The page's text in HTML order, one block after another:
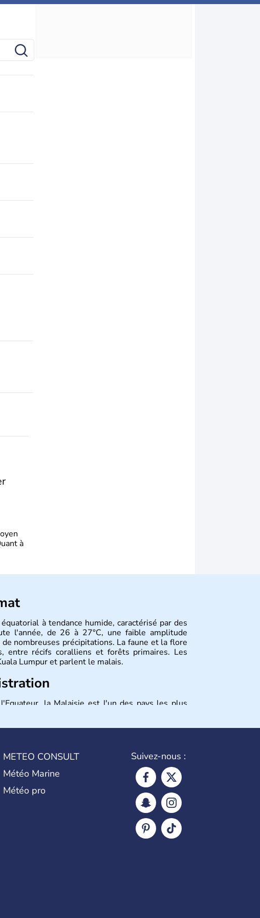
à
à tendance humide, caractérisé par des
l'année, de 26 à 27°C, une faible amplitude
nombreuses précipitations. La faune et la flore
entre récifs coralliens et forêts primaires. Les
Lumpur et parlent le malais.
la Malaisie est l'un des pays les plus
METEO CONSULT
Météo Marine
Météo pro
Suivez-nous :